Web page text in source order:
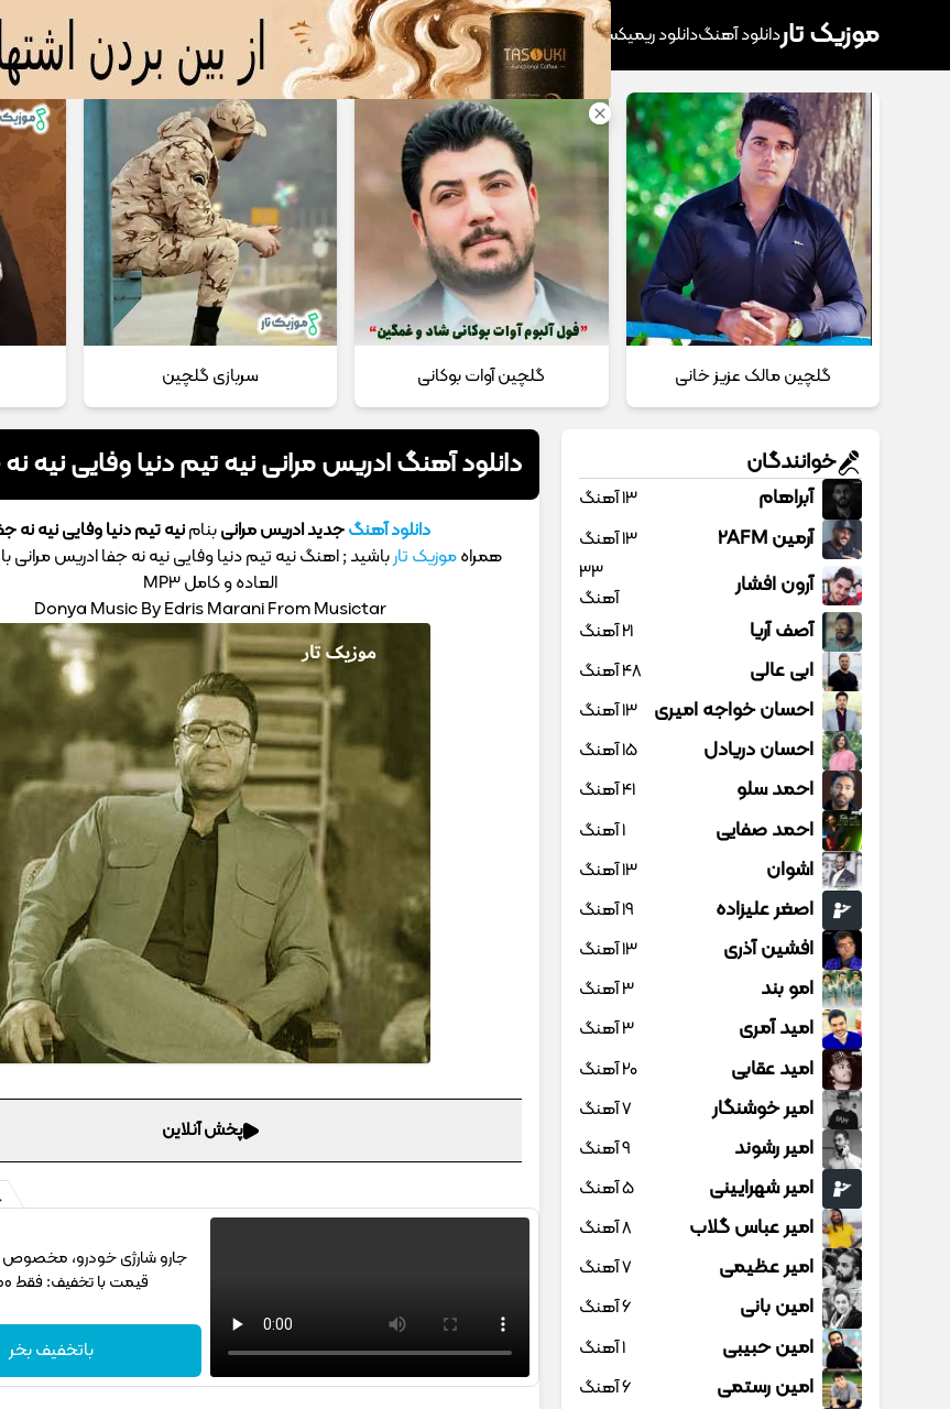
موزیک تاردانلود آهنگدانلود ریمیکسآهنگ پرطرفدار دانلود مداحیتماس با ما
گلچین مالک عزیز خانی گلچین آوات بوکانی سربازی گلچین
دانلود آهنگ ادریس مرانی نیه‌ تیم دنیا وفایی نیه
دانلود آهنگجدید ادریس مرانیبنامنیه‌ تیم دنیا وفایی نیه نه
همراهموزیک تارباشید ; اهنگ نیه‌ تیم دنیا وفایی نیه نه جفا ادریس مرانی
العاده و کامل MP3
Donya Music By Edris Marani From Musictar
پخش آنلاین
جارو شارژی خودرو، مخصوص
قیمت با تخفیف: فقط 1,499,000
باتخفیف بخر
خوانندگان
آبراهام 13 آهنگ
آرمین 2AFM 13 آهنگ
آرون افشار
33
آهنگ
آصف آریا 21 آهنگ
ابی عالی 48 آهنگ
احسان خواجه امیری 13 آهنگ
احسان دریادل 15 آهنگ
احمد سلو 41 آهنگ
احمد صفایی 1 آهنگ
اشوان 13 آهنگ
اصغر علیزاده 19 آهنگ
افشین آذری 13 آهنگ
امو بند 3 آهنگ
امید آمری 3 آهنگ
امید عقابی 20 آهنگ
امیر خوشنگار 7 آهنگ
امیر رشوند 9 آهنگ
امیر شهرایینی 5 آهنگ
امیر عباس گلاب 8 آهنگ
امیر عظیمی 7 آهنگ
امین بانی 6 آهنگ
امین حبیبی 1 آهنگ
امین رستمی 6 آهنگ